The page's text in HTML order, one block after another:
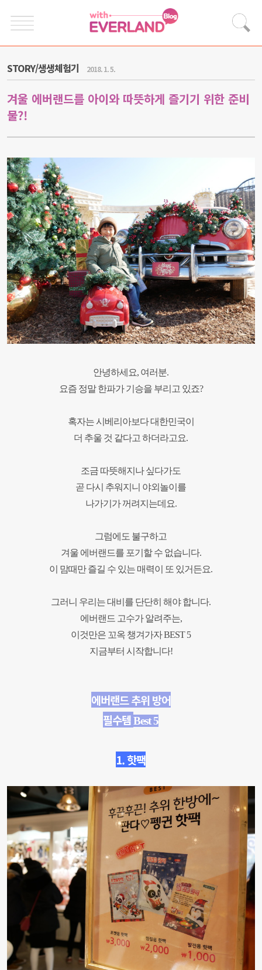
STORY/생생체험기 2018. 1. 5.
겨울 에버랜드를 아이와 따뜻하게 즐기기 위한 준비
물?!
안녕하세요, 여러분.
요즘 정말 한파가 기승을 부리고 있죠?
혹자는 시베리아보다 대한민국이
더 추울 것 같다고 하더라고요.
조금 따뜻해지나 싶다가도
곧 다시 추워지니 야외놀이를
나가기가 꺼려지는데요.
그럼에도 불구하고
겨울 에버랜드를 포기할 수 없습니다.
이 맘때만 즐길 수 있는 매력이 또 있거든요.
그러니 우리는 대비를 단단히 해야 합니다.
에버랜드 고수가 알려주는,
이것만은 꼬옥 챙겨가자 BEST 5
지금부터 시작합니다!
에버랜드추위 방어
필수템Best5
1. 핫팩